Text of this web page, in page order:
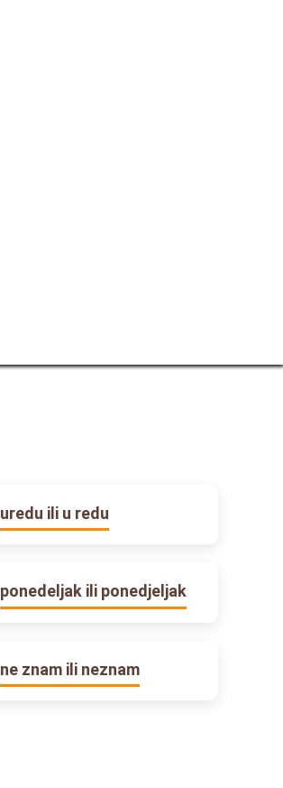
uredu ili u redu
ponedeljak ili ponedjeljak
ne znam ili neznam